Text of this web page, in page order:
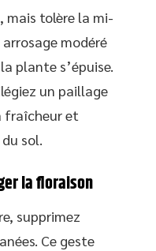
mais tolère la mi-
modéré
plante s’épuise.
un paillage
fraîcheur et
sol.
la floraison
supprimez
Ce geste